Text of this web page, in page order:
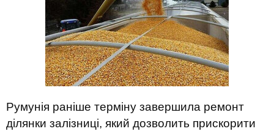
Румунія раніше терміну завершила ремонт
ділянки залізниці, який дозволить прискорити